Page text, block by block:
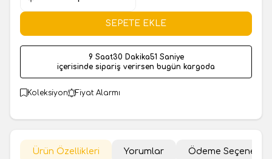
SEPETE EKLE
9 Saat30 Dakika51 Saniye
içerisinde sipariş verirsen bugün kargoda
Koleksiyon Fiyat Alarmı
Ürün Özellikleri Yorumlar Ödeme